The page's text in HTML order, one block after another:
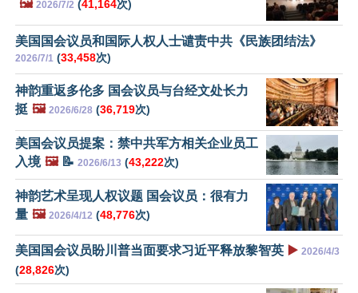
🖼️ 2026/7/2 (41,164次)
美国国会议员和国际人权人士谴责中共《民族团结法》
2026/7/1 (33,458次)
神韵重返多伦多 国会议员与台经文处长力
挺 🖼️ 2026/6/28 (36,719次)
美国会议员提案：禁中共军方相关企业员工
入境 🖼️📝 2026/6/13 (43,222次)
神韵艺术呈现人权议题 国会议员：很有力
量 🖼️ 2026/4/12 (48,776次)
美国国会议员盼川普当面要求习近平释放黎智英 ▶️ 2026/4/3
(28,826次)